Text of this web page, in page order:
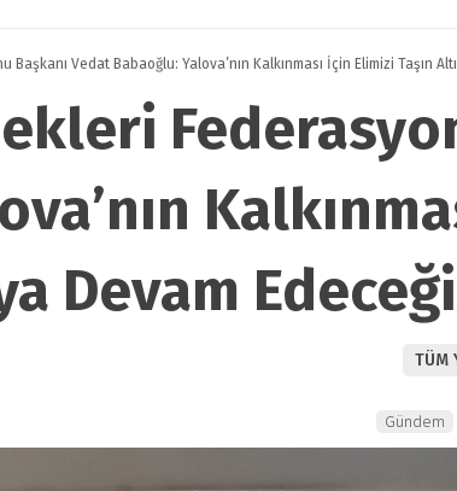
Vedat Babaoğlu: Yalova’nın Kalkınması İçin Elimizi Taşın
Devam
TÜM
Gündem